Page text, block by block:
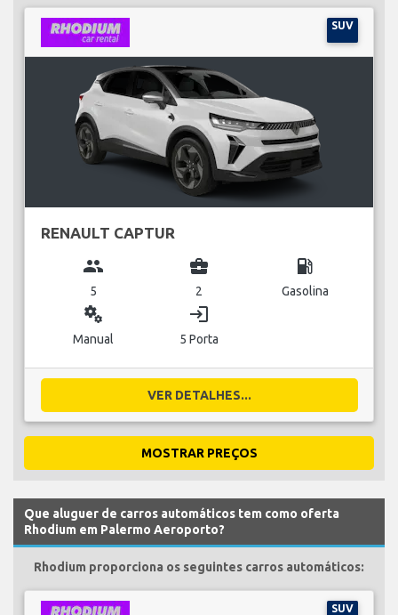
SUV
RENAULT CAPTUR
group
5
business_center
2
local_gas_station
Gasolina
miscellaneous_services
Manual
login
5 Porta
VER DETALHES...
MOSTRAR PREÇOS
Que aluguer de carros automáticos tem como oferta
Rhodium em Palermo Aeroporto?
Rhodium proporciona os seguintes carros automáticos:
SUV